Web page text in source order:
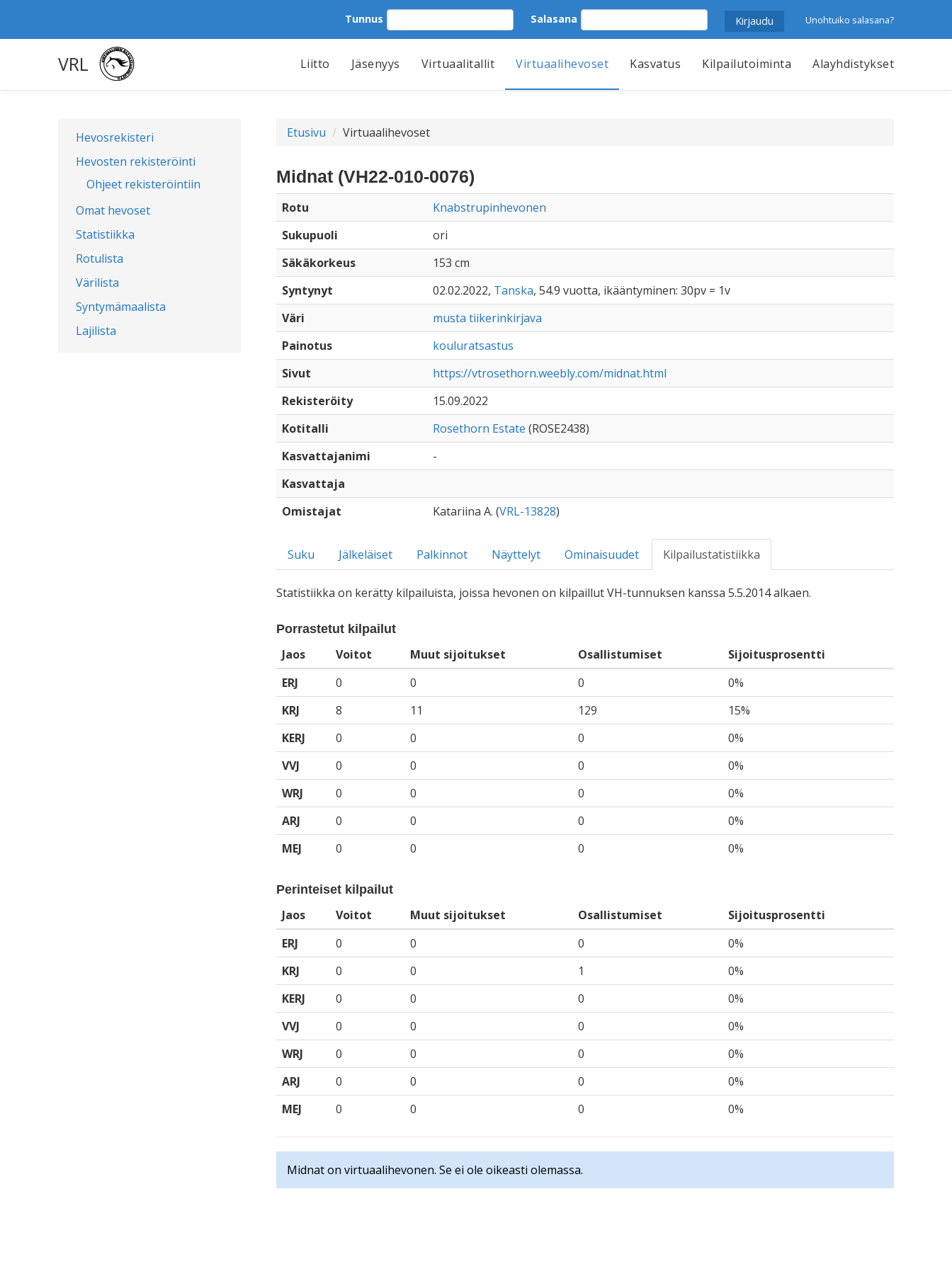
Tunnus Salasana Unohtuiko salasana?
VRL Liitto Jäsenyys Virtuaalitallit Virtuaalihevoset Kasvatus Kilpailutoiminta Alayhdistykset
Hevosrekisteri
Hevosten rekisteröinti
Ohjeet rekisteröintiin
Omat hevoset
Statistiikka
Rotulista
Värilista
Syntymämaalista
Lajilista
Etusivu Virtuaalihevoset
Midnat (VH22-010-0076)
Rotu
Knabstrupinhevonen
Sukupuoli
ori
Säkäkorkeus
153 cm
Syntynyt
02.02.2022, Tanska, 54.9 vuotta, ikääntyminen: 30pv = 1v
Väri
musta tiikerinkirjava
Painotus
kouluratsastus
Sivut
https://vtrosethorn.weebly.com/midnat.html
Rekisteröity
15.09.2022
Kotitalli
Rosethorn Estate (ROSE2438)
Kasvattajanimi
-
Kasvattaja
Omistajat
Katariina A. (VRL-13828)
Suku Jälkeläiset Palkinnot Näyttelyt Ominaisuudet Kilpailustatistiikka
Statistiikka on kerätty kilpailuista, joissa hevonen on kilpaillut VH-tunnuksen kanssa 5.5.2014 alkaen.
Porrastetut kilpailut
Jaos Voitot Muut sijoitukset Osallistumiset
Sijoitusprosentti
ERJ
0 0 0
0%
KRJ
8 11 129
15%
KERJ
0 0 0
0%
VVJ
0 0 0
0%
WRJ
0 0 0
0%
ARJ
0 0 0
0%
MEJ
0 0 0 0%
Perinteiset kilpailut
Jaos Voitot Muut sijoitukset Osallistumiset
Sijoitusprosentti
ERJ
0 0 0
0%
KRJ
0 0 1
0%
KERJ
0 0 0
0%
VVJ
0 0 0
0%
WRJ
0 0 0
0%
ARJ
0 0 0
0%
MEJ
0 0 0 0%
Midnat on virtuaalihevonen. Se ei ole oikeasti olemassa.